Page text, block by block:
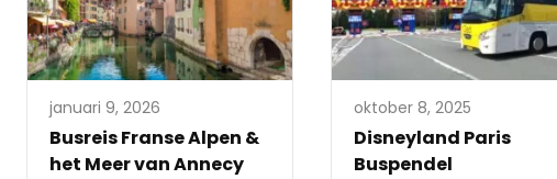
januari 9, 2026
Busreis Franse Alpen &
het Meer van Annecy
oktober 8, 2025
Disneyland Paris
Buspendel